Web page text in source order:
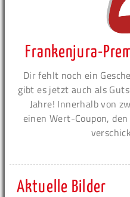
Frankenjura-
Dir fehlt noch ein
gibt es jetzt auch als
Jahre! Innerhalb von
einen Wert-Coupon,
Aktuelle Bilder